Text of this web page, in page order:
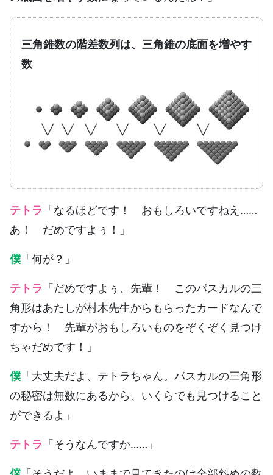
三角錐数の階差数列は、三角錐の底面を増やす
数
テトラ 「なるほどです！ おもしろいですねえ……
あ！ だめですよぅ！」
僕 「何が？」
テトラ 「だめですよぅ、先輩！ このパスカルの三
角形はあたしが村木先生からもらったカードなんで
すから！ 先輩がおもしろいものをぞくぞく見つけ
ちゃだめです！」
僕 「大丈夫だよ、テトラちゃん。パスカルの三角形
の秘密は無数にあるから、いくらでも見つけること
ができるよ」
テトラ 「そうなんですか……」